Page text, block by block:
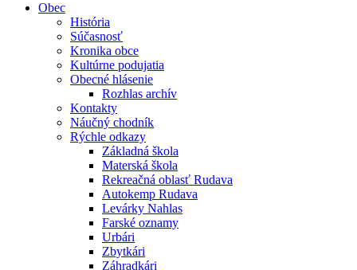
Obec
História
Súčasnosť
Kronika obce
Kultúrne podujatia
Obecné hlásenie
Rozhlas archív
Kontakty
Náučný chodník
Rýchle odkazy
Základná škola
Materská škola
Rekreačná oblasť Rudava
Autokemp Rudava
Levárky Nahlas
Farské oznamy
Urbári
Zbytkári
Záhradkári